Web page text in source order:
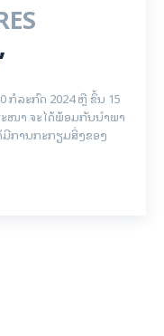
ກໍລະກົດ 2024 ຫຼື ຂຶ້ນ 15
ໜາ ຈະໄດ້ພ້ອມກັນນຳພາ
ການກະກຽມສິ່ງຂອງ